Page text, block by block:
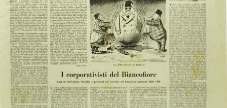
Ieri, Oggi, Domani (P.V.)